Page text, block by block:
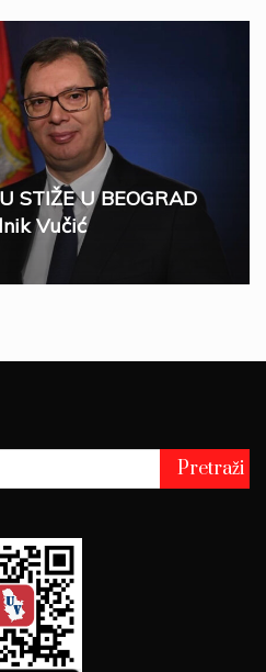
STIŽE U BEOGRAD
Vučić